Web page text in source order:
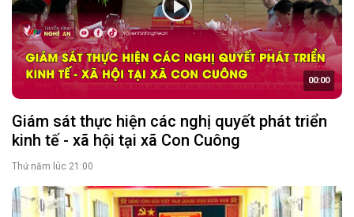
00:00
Giám sát thực hiện các nghị quyết phát triển
kinh tế - xã hội tại xã Con Cuông
Thứ năm lúc 21:00